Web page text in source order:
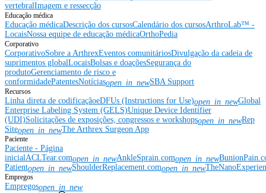
vertebralImagem e ressecção
Educação médica
Educação médicaDescrição dos cursosCalendário dos cursosArthroLab™ -
LocaisNossa equipe de educação médicaOrthoPedia
Corporativo
CorporativoSobre a ArthrexEventos comunitáriosDivulgação da cadeia de
suprimentos globalLocaisBolsas e doaçõesSegurança do
produtoGerenciamento de risco e
conformidadePatentesNotíciasopen_in_newSBA Support
Recursos
Linha direta de codificaçãoeDFUs (Instructions for Use)open_in_newGlobal
Enterprise Labeling System (GELS)Unique Device Identifier
(UDI)Solicitações de exposições, congressos e workshopsopen_in_newRep
Siteopen_in_newThe Arthrex Surgeon App
Paciente
Paciente - Página
inicialACLTear.comopen_in_newAnkleSprain.comopen_in_new
Patientopen_in_newShoulderReplacement.comopen_in_new
Empregos
Empregosopen_in_new